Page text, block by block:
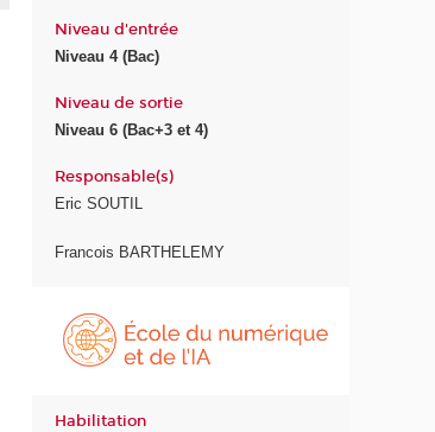
Niveau d'entrée
Niveau 4 (Bac)
Niveau de sortie
Niveau 6 (Bac+3 et 4)
Responsable(s)
Eric SOUTIL
Francois BARTHELEMY
Habilitation